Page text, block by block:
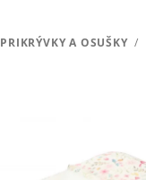
PRIKRÝVKY A OSUŠKY /